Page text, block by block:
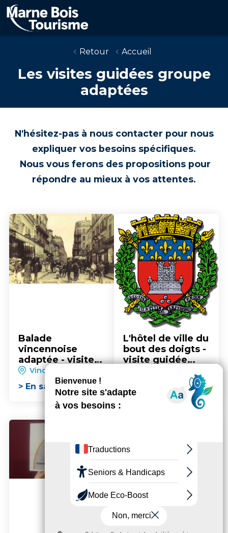
Aller
au
contenu
principal
Retour
Accueil
Les visites guidées groupe
adaptées
N'hésitez-pas à nous contacter pour nous
expliquer vos besoins spécifiques.
Nous vous ferons des propositions pour
répondre au mieux à vos attentes.
Balade
vincennoise
adaptée - visite
guidée pour les
groupes
Vincennes
> En savoir plus
L'hôtel de ville du
bout des doigts -
visite guidée
> En savoir plus